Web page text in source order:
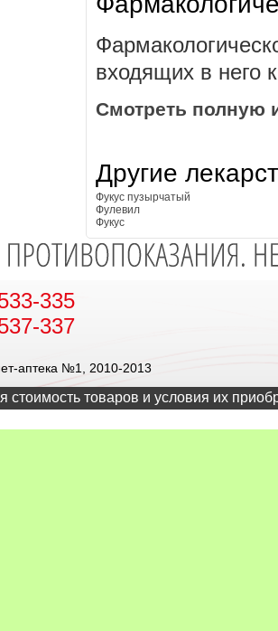
входящих в него
Смотреть полную
Другие
Фукус пузырчатый
Фулевил
Фукус
335
337
аптека №1, 2010-2013
стоимость товаров и условия их